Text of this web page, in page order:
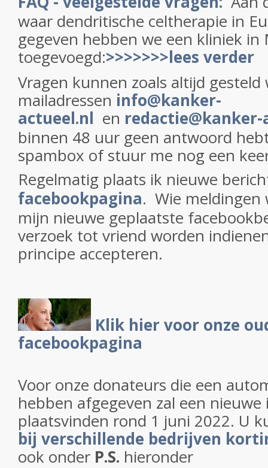
waar dendritische celtherapie in
gegeven hebben we een kliniek in
toegevoegd:>>>>>>>lees verder
Vragen kunnen zoals altijd gesteld
mailadressen info@kanker-
actueel.nl en
binnen 48 uur geen antwoord
spambox of stuur me nog een
Regelmatig plaats ik nieuwe
facebookpagina. Wie meldingen
mijn nieuwe geplaatste
verzoek tot vriend worden
principe accepteren.
Klik hier voor onze
facebookpagina
Voor onze donateurs die een
hebben afgegeven zal een nieuwe
plaatsvinden rond 1 juni 2022. U
bij verschillende bedrijven
ook onder P.S. hieronder